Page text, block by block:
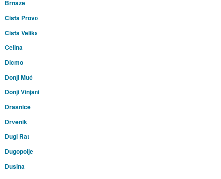
Brnaze
Cista Provo
Cista Velika
Čelina
Dicmo
Donji Muć
Donji Vinjani
Drašnice
Drvenik
Dugi Rat
Dugopolje
Dusina